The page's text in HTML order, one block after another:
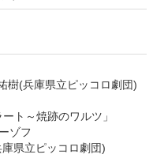
(兵庫県立ピッコロ劇団)
ト～焼跡のワルツ」
ゾフ
県立ピッコロ劇団)